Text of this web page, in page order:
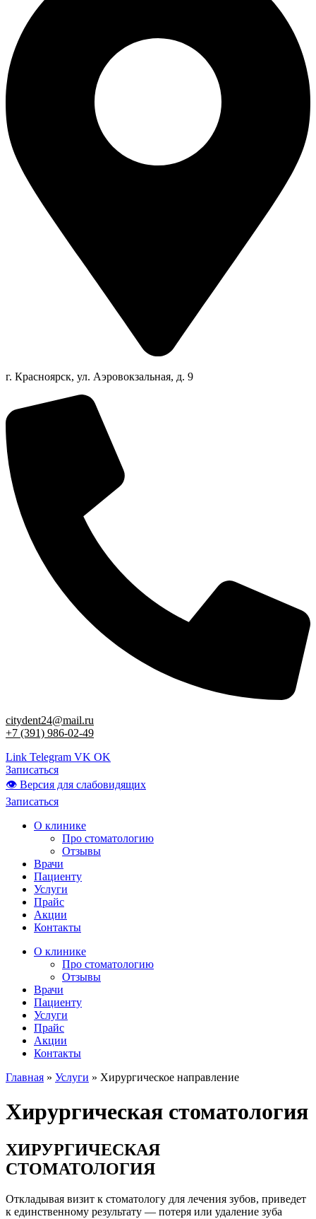
г. Красноярск, ул. Аэровокзальная, д. 9
citydent24@mail.ru
+7 (391) 986-02-49
Link Telegram VK OK
Записаться
👁 Версия для слабовидящих
Записаться
О клинике
Про стоматологию
Отзывы
Врачи
Пациенту
Услуги
Прайс
Акции
Контакты
О клинике
Про стоматологию
Отзывы
Врачи
Пациенту
Услуги
Прайс
Акции
Контакты
Главная » Услуги » Хирургическое направление
Хирургическая стоматология
ХИРУРГИЧЕСКАЯ
СТОМАТОЛОГИЯ
Откладывая визит к стоматологу для лечения зубов, приведет
к единственному результату — потеря или удаление зуба